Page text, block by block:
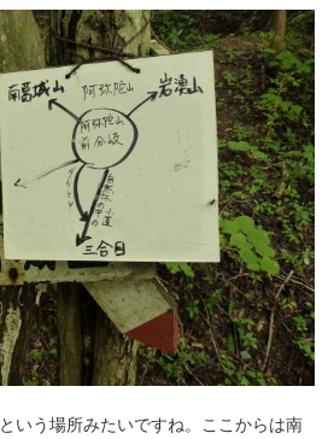
という場所みたいですね。ここからは南